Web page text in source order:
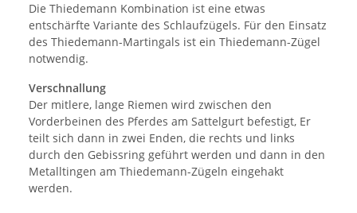
Die Thiedemann Kombination ist eine etwas
entschärfte Variante des Schlaufzügels. Für den Einsatz
des Thiedemann-Martingals ist ein Thiedemann-Zügel
notwendig.
Verschnallung
Der mitlere, lange Riemen wird zwischen den
Vorderbeinen des Pferdes am Sattelgurt befestigt, Er
teilt sich dann in zwei Enden, die rechts und links
durch den Gebissring geführt werden und dann in den
Metalltingen am Thiedemann-Zügeln eingehakt
werden.